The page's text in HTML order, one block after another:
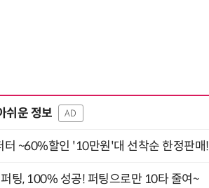
쉬운 정보 AD
~60%할인 '10만원'대 선착순 한정판매!
팅, 100% 성공! 퍼팅으로만 10타 줄여~